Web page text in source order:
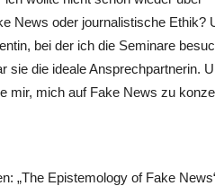
News oder journalistische Ethik?
bei der ich die Seminare
sie die ideale Ansprechpartnerin.
mir, mich auf Fake News zu
„The Epistemology of Fake